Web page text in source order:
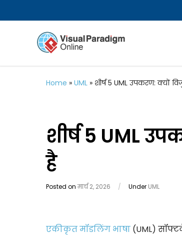
Home » UML » शीर्ष 5 UML उपकरण: क्यों
शीर्ष 5 UML
है
Posted onमार्च 2, 2026 / Under UML
एकीकृत मॉडलिंग भाषा (UML)